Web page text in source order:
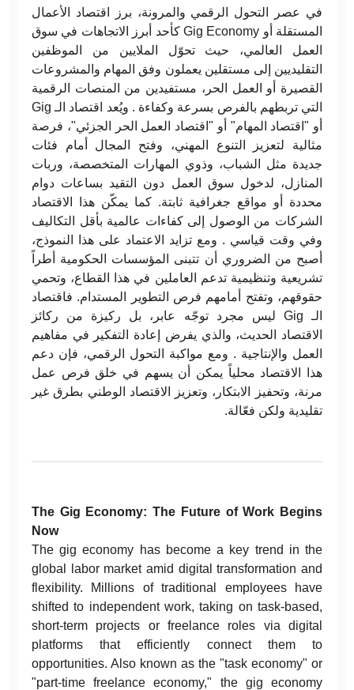
في عصر التحول الرقمي والمرونة، برز اقتصاد الأعمال
المستقلة أو Gig Economy كأحد أبرز الاتجاهات في سوق
العمل العالمي، حيث تحوّل الملايين من الموظفين
التقليديين إلى مستقلين يعملون وفق المهام والمشروعات
القصيرة أو العمل الحر، مستفيدين من المنصات الرقمية
التي تربطهم بالفرص بسرعة وكفاءة . ويُعد اقتصاد الـ Gig
أو "اقتصاد المهام" أو "اقتصاد العمل الحر الجزئي"، فرصة
مثالية لتعزيز التنوع المهني، وفتح المجال أمام فئات
جديدة مثل الشباب، وذوي المهارات المتخصصة، وربات
المنازل، لدخول سوق العمل دون التقيد بساعات دوام
محددة أو مواقع جغرافية ثابتة. كما يمكّن هذا الاقتصاد
الشركات من الوصول إلى كفاءات عالمية بأقل التكاليف
وفي وقت قياسي . ومع تزايد الاعتماد على هذا النموذج،
أصبح من الضروري أن تتبنى المؤسسات الحكومية أطراً
تشريعية وتنظيمية تدعم العاملين في هذا القطاع، وتحمي
حقوقهم، وتفتح أمامهم فرص التطوير المستدام. فاقتصاد
الـ Gig ليس مجرد توجّه عابر، بل ركيزة من ركائز
الاقتصاد الحديث، والذي يفرض إعادة التفكير في مفاهيم
العمل والإنتاجية . ومع مواكبة التحول الرقمي، فإن دعم
هذا الاقتصاد محلياً يمكن أن يسهم في خلق فرص عمل
مرنة، وتحفيز الابتكار، وتعزيز الاقتصاد الوطني بطرق غير
تقليدية ولكن فعّالة.
The Gig Economy: The Future of Work Begins
Now
The gig economy has become a key trend in the
global labor market amid digital transformation and
flexibility. Millions of traditional employees have
shifted to independent work, taking on task-based,
short-term projects or freelance roles via digital
platforms that efficiently connect them to
opportunities. Also known as the "task economy" or
"part-time freelance economy," the gig economy